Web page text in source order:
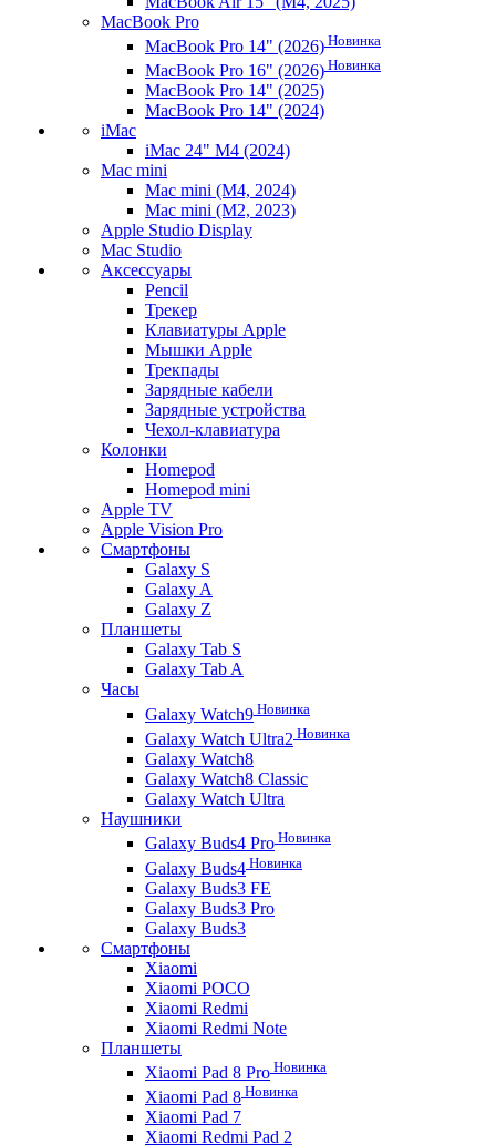
MacBook Pro
MacBook Pro 14" (2026) Новинка
MacBook Pro 16" (2026) Новинка
MacBook Pro 14" (2025)
MacBook Pro 14" (2024)
iMac
iMac 24" M4 (2024)
Mac mini
Mac mini (M4, 2024)
Mac mini (M2, 2023)
Apple Studio Display
Mac Studio
Аксессуары
Pencil
Трекер
Клавиатуры Apple
Мышки Apple
Трекпады
Зарядные кабели
Зарядные устройства
Чехол-клавиатура
Колонки
Homepod
Homepod mini
Apple TV
Apple Vision Pro
Смартфоны
Galaxy S
Galaxy A
Galaxy Z
Планшеты
Galaxy Tab S
Galaxy Tab A
Часы
Galaxy Watch9 Новинка
Galaxy Watch Ultra2 Новинка
Galaxy Watch8
Galaxy Watch8 Classic
Galaxy Watch Ultra
Наушники
Galaxy Buds4 Pro Новинка
Galaxy Buds4 Новинка
Galaxy Buds3 FE
Galaxy Buds3 Pro
Galaxy Buds3
Смартфоны
Xiaomi
Xiaomi POCO
Xiaomi Redmi
Xiaomi Redmi Note
Планшеты
Xiaomi Pad 8 Pro Новинка
Xiaomi Pad 8 Новинка
Xiaomi Pad 7
Xiaomi Redmi Pad 2